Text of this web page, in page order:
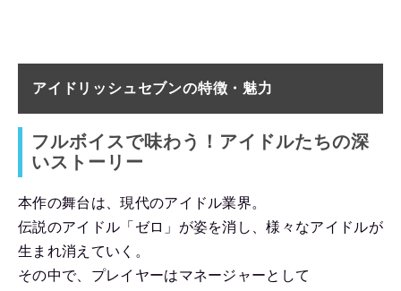
アイドリッシュセブンの特徴・魅力
フルボイスで味わう！アイドルたちの深
いストーリー
本作の舞台は、現代のアイドル業界。
伝説のアイドル「ゼロ」が姿を消し、様々なアイドルが
生まれ消えていく。
その中で、プレイヤーはマネージャーとして